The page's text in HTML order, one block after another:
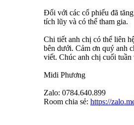
Đối với các cổ phiếu đã
tích lũy và có thể tham gia.
Chi tiết anh chị có thể liên
bên dưới. Cảm ơn quý anh
viết. Chúc anh chị cuối tuần
Midi Phương
Zalo: 0784.640.899
Room chia sẻ: https://